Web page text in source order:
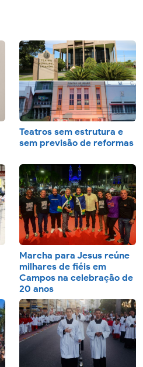
Teatros sem estrutura e
sem previsão de reformas
Marcha para Jesus reúne
milhares de fiéis em
Campos na celebração de
20 anos